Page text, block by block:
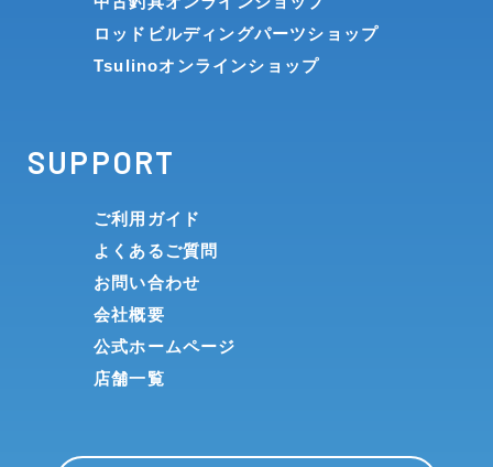
ロッドビルディングパーツショップ
Tsulinoオンラインショップ
SUPPORT
ご利用ガイド
よくあるご質問
お問い合わせ
会社概要
公式ホームページ
店舗一覧